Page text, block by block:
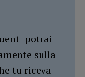
potrai
sulla
tu riceva